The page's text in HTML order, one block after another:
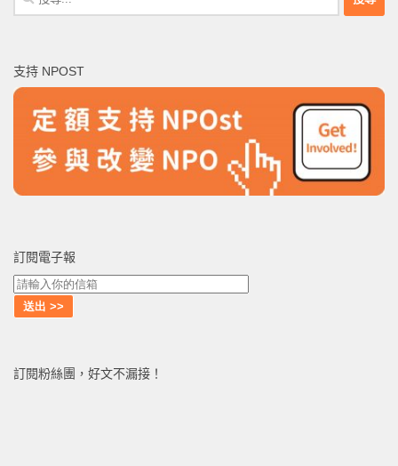
尋
字:
支持 NPOST
訂閱電子報
訂閱粉絲團，好文不漏接！